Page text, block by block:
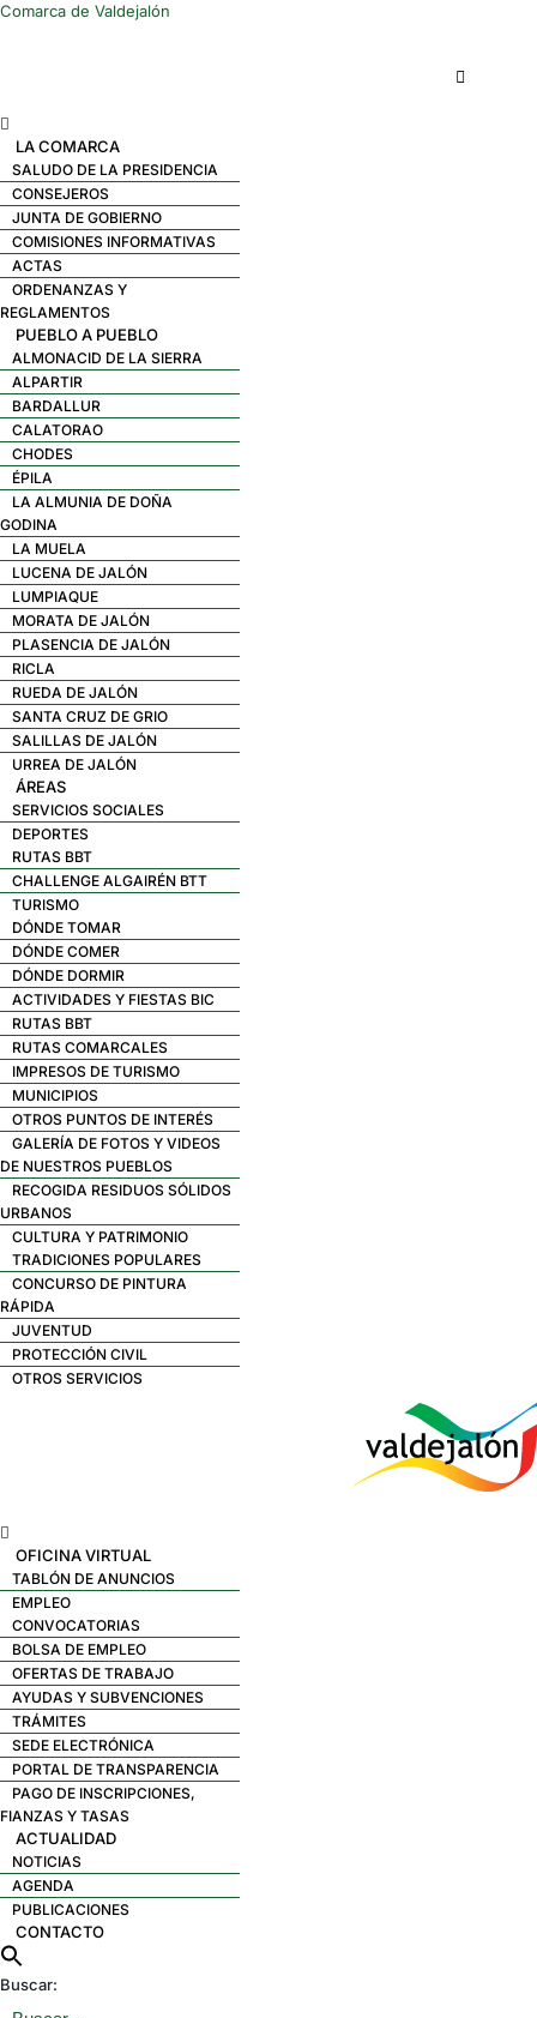
Comarca de Valdejalón
Menú
LA COMARCA
SALUDO DE LA PRESIDENCIA
CONSEJEROS
JUNTA DE GOBIERNO
COMISIONES INFORMATIVAS
ACTAS
ORDENANZAS Y
REGLAMENTOS
PUEBLO A PUEBLO
ALMONACID DE LA SIERRA
ALPARTIR
BARDALLUR
CALATORAO
CHODES
ÉPILA
LA ALMUNIA DE DOÑA
GODINA
LA MUELA
LUCENA DE JALÓN
LUMPIAQUE
MORATA DE JALÓN
PLASENCIA DE JALÓN
RICLA
RUEDA DE JALÓN
SANTA CRUZ DE GRIO
SALILLAS DE JALÓN
URREA DE JALÓN
ÁREAS
SERVICIOS SOCIALES
DEPORTES
RUTAS BBT
CHALLENGE ALGAIRÉN BTT
TURISMO
DÓNDE TOMAR
DÓNDE COMER
DÓNDE DORMIR
ACTIVIDADES Y FIESTAS BIC
RUTAS BBT
RUTAS COMARCALES
IMPRESOS DE TURISMO
MUNICIPIOS
OTROS PUNTOS DE INTERÉS
GALERÍA DE FOTOS Y VIDEOS
DE NUESTROS PUEBLOS
RECOGIDA RESIDUOS SÓLIDOS
URBANOS
CULTURA Y PATRIMONIO
TRADICIONES POPULARES
CONCURSO DE PINTURA
RÁPIDA
JUVENTUD
PROTECCIÓN CIVIL
OTROS SERVICIOS
Menú
OFICINA VIRTUAL
TABLÓN DE ANUNCIOS
EMPLEO
CONVOCATORIAS
BOLSA DE EMPLEO
OFERTAS DE TRABAJO
AYUDAS Y SUBVENCIONES
TRÁMITES
SEDE ELECTRÓNICA
PORTAL DE TRANSPARENCIA
PAGO DE INSCRIPCIONES,
FIANZAS Y TASAS
ACTUALIDAD
NOTICIAS
AGENDA
PUBLICACIONES
CONTACTO
Buscar: